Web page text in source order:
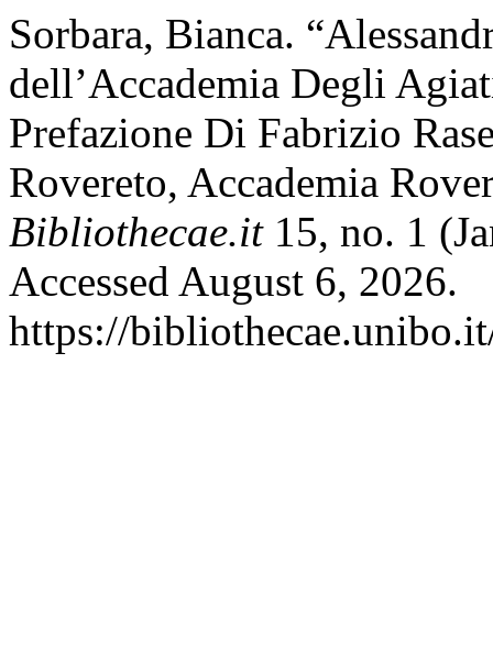
Sorbara, Bianca.
dell’Accademia Degli
Prefazione Di Fabrizio
Rovereto, Accademia
Bibliothecae.it15, no. 1
Accessed August 6, 2026.
https://